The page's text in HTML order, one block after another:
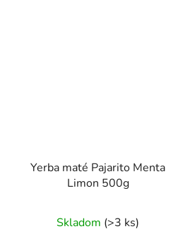
Yerba maté Pajarito Menta
Limon 500g
Skladom (>3 ks)